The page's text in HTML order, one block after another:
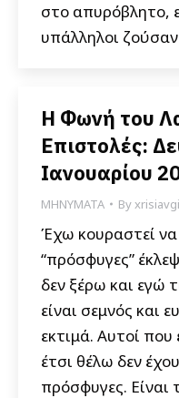
στο απυρόβλητο,
υπάλληλοι
Η Φωνή του
Επιστολές:
Ιανουαρίου
ΜΗΝΥΜΑΤΑ Byxrisiavgi
Έχω κουραστεί
“πρόσφυγες”
δεν ξέρω και εγώ
είναι σεμνός και
εκτιμά. Αυτοί που
έτσι θέλω δεν
πρόσφυγες. Είναι